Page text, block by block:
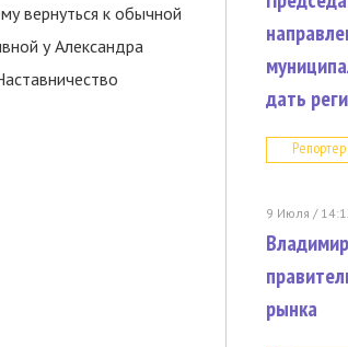
вернуться к обычной
у Александра
дать
Репортер
9 Июля /
рынка